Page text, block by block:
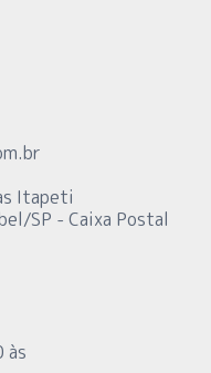
Itapeti
SP - Caixa Postal
às